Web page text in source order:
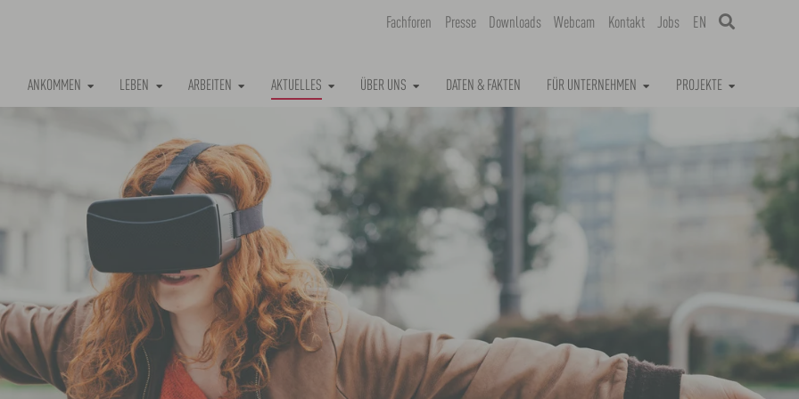
ANKOMMEN LEBEN ARBEITEN AKTUELLES(CURRENT)ÜBER UNS DATEN & FAKTEN FÜR UNTERNEHMEN PROJEKTE
Fachforen Presse Downloads Webcam Kontakt Jobs EN